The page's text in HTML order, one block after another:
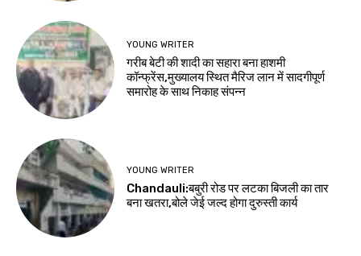
YOUNG WRITER
गरीब बेटी की शादी का सहारा बना हाशमी
कॉन्फ्रेंस,मुख्यालय स्थित मैरिज लान में सादगीपूर्ण
समारोह के साथ निकाह संपन्न
YOUNG WRITER
Chandauli:बबुरी रोड पर लटका बिजली का तार
बना खतरा,बोले जेई जल्द होगा दुरुस्ती कार्य